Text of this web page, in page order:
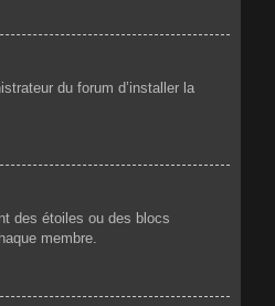
du forum d’installer la
des étoiles ou des blocs
membre.